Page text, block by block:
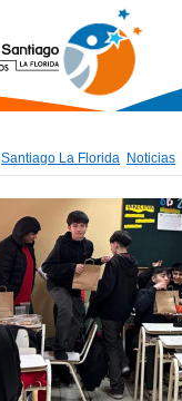
Santiago La Florida Noticias